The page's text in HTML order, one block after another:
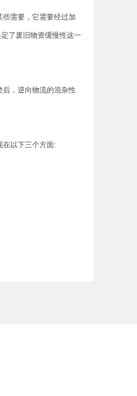
需要，它需要经过加
了废旧物资缓慢性这一
，逆向物流的混杂性
以下三个方面: